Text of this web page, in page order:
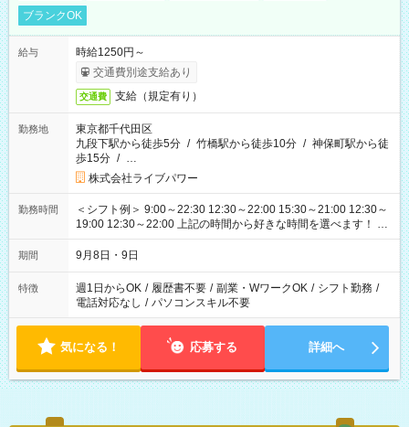
ブランクOK
給与
時給1250円～
交通費別途支給あり
交通費 支給（規定有り）
勤務地
東京都千代田区
九段下駅から徒歩5分 / 竹橋駅から徒歩10分 / 神保町駅から徒
歩15分 / …
株式会社ライブパワー
勤務時間
＜シフト例＞ 9:00～22:30 12:30～22:00 15:30～21:00 12:30～
19:00 12:30～22:00 上記の時間から好きな時間を選べます！ ※
時間は変更となる可能性があります
期間 9月8日・9日
特徴 週1日からOK / 履歴書不要 / 副業・WワークOK / シフト勤務 /
電話対応なし / パソコンスキル不要
気になる！ 応募する 詳細へ